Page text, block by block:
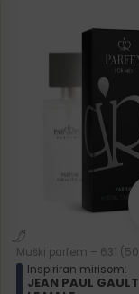
Muški parfem – 631
Inspiriran mirisom:
JEAN PAUL